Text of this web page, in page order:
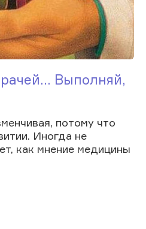
Выполняй,
потому что
Иногда не
как мнение медицины